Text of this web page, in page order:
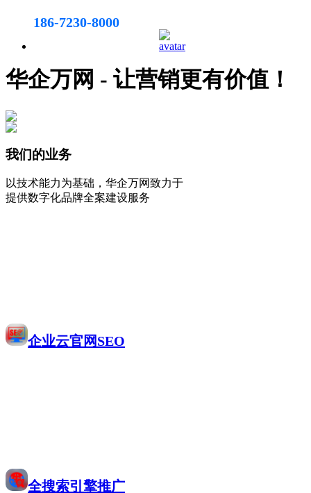
186-7230-8000
华企万网 - 让营销更有价值！
我们的业务
以技术能力为基础，华企万网致力于
提供数字化品牌全案建设服务
企业云官网SEO
全搜索引擎推广